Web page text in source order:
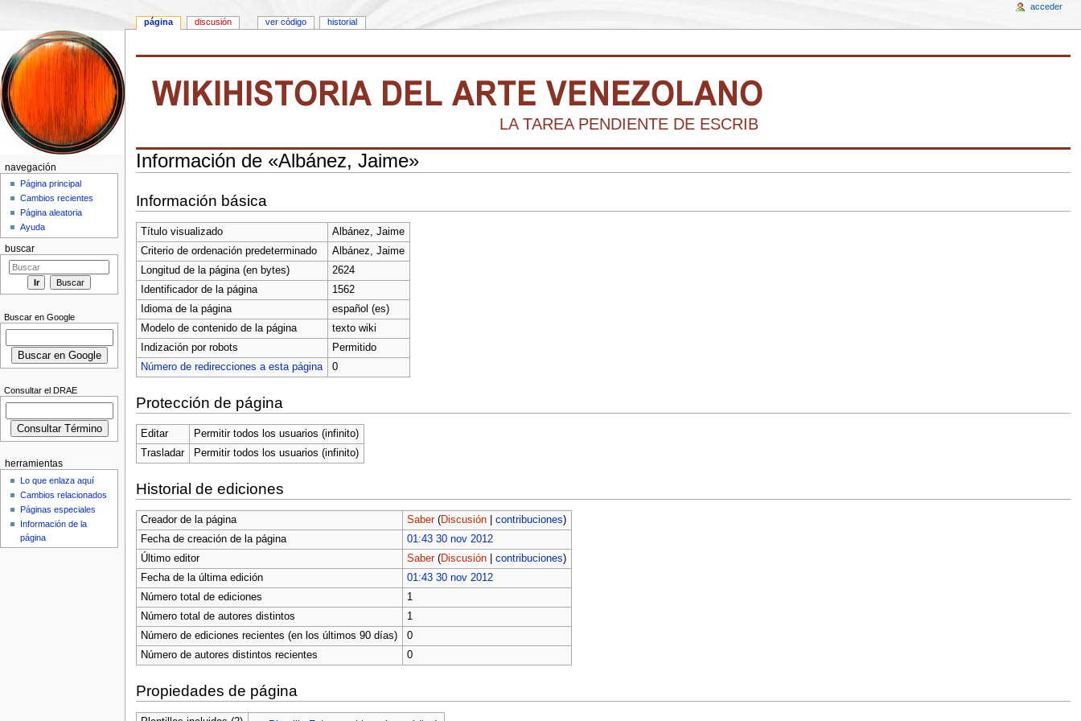
LA TAREA PENDIENTE DE ESCRIBIR LA HISTORIA DEL ARTE VENEZOLANO
Información de «Albánez, Jaime»
Información básica
Título visualizado
Albánez, Jaime
Criterio de ordenación predeterminado
Albánez, Jaime
Longitud de la página (en bytes)
2624
Identificador de la página
1562
Idioma de la página
español (es)
Modelo de contenido de la página
texto wiki
Indización por robots
Permitido
Número de redirecciones a esta página
0
Protección de página
Editar
Permitir todos los usuarios (infinito)
Trasladar
Permitir todos los usuarios (infinito)
Historial de ediciones
Creador de la página Saber (Discusión| contribuciones)
Fecha de creación de la página
01:43 30 nov 2012
Último editor
Saber (Discusión| contribuciones)
Fecha de la última edición
01:43 30 nov 2012
Número total de ediciones
1
Número total de autores distintos
1
Número de ediciones recientes (en los últimos 90 días)
0
Número de autores distintos recientes
0
Propiedades de página
página discusión ver código historial
acceder
navegación
Página principal
Cambios recientes
Página aleatoria
Ayuda
buscar
Buscar en Google
Consultar el DRAE
herramientas
Lo que enlaza aquí
Cambios relacionados
Páginas especiales
Información de la
página